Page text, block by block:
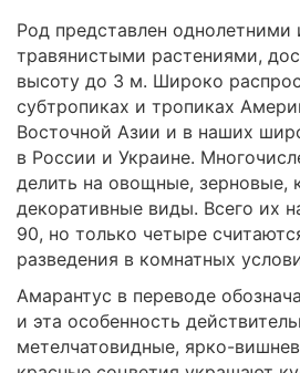
Род представлен однолетними
травянистыми растениями,
высоту до 3 м. Широко
субтропиках и тропиках
Восточной Азии и в наших
в России и Украине.
делить на овощные, зерновые,
декоративные виды. Всего их
90, но только четыре
разведения в комнатных
Амарантус в переводе
и эта особенность
метелчатовидные, ярко-